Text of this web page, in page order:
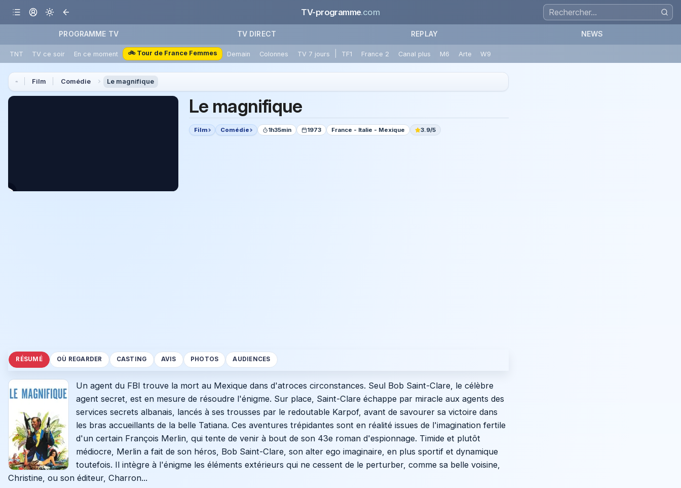
TV-programme.com
PROGRAMME TV TV DIRECT REPLAY NEWS
TNT TV ce soir En ce moment 🚲 Tour de France Femmes Demain Colonnes TV 7 jours TF1 France 2 Canal plus M6 Arte W9
Film Comédie Le magnifique
Le magnifique
Film Comédie 1h35min 1973 France - Italie - Mexique 3.9/5
RÉSUMÉ OÙ REGARDER CASTING AVIS PHOTOS AUDIENCES
Un agent du FBI trouve la mort au Mexique dans d'atroces circonstances. Seul Bob Saint-Clare, le célèbre
agent secret, est en mesure de résoudre l'énigme. Sur place, Saint-Clare échappe par miracle aux agents des
services secrets albanais, lancés à ses trousses par le redoutable Karpof, avant de savourer sa victoire dans
les bras accueillants de la belle Tatiana. Ces aventures trépidantes sont en réalité issues de l'imagination fertile
d'un certain François Merlin, qui tente de venir à bout de son 43e roman d'espionnage. Timide et plutôt
médiocre, Merlin a fait de son héros, Bob Saint-Clare, son alter ego imaginaire, en plus sportif et dynamique
toutefois. Il intègre à l'énigme les éléments extérieurs qui ne cessent de le perturber, comme sa belle voisine,
Christine, ou son éditeur, Charron...